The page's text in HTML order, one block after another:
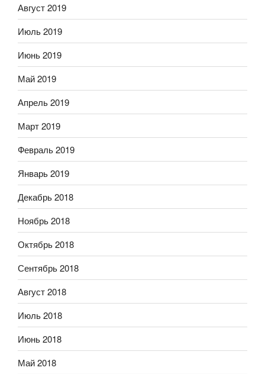
Август 2019
Июль 2019
Июнь 2019
Май 2019
Апрель 2019
Март 2019
Февраль 2019
Январь 2019
Декабрь 2018
Ноябрь 2018
Октябрь 2018
Сентябрь 2018
Август 2018
Июль 2018
Июнь 2018
Май 2018